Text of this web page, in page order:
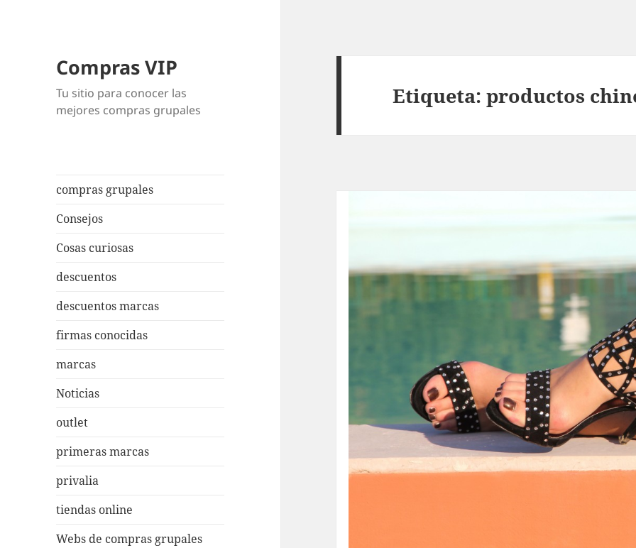
Compras VIP
Tu sitio para conocer las
mejores compras grupales
compras grupales
Consejos
Cosas curiosas
descuentos
descuentos marcas
firmas conocidas
marcas
Noticias
outlet
primeras marcas
privalia
tiendas online
Webs de compras grupales
Etiqueta:productos